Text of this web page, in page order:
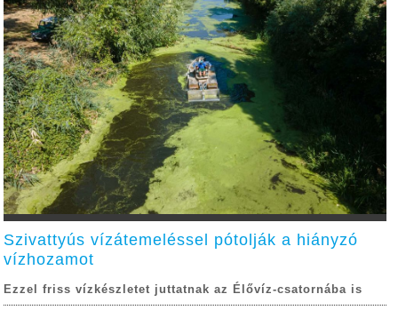
Szivattyús vízátemeléssel pótolják a hiányzó
vízhozamot
Ezzel friss vízkészletet juttatnak az Élővíz-csatornába is